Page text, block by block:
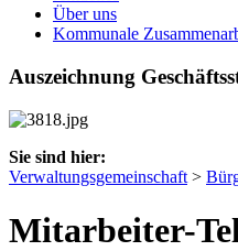
Über uns
Kommunale
Auszeichnung
Sie sind hier:
Verwaltungsgemeinschaft >
Mitarbeiter-